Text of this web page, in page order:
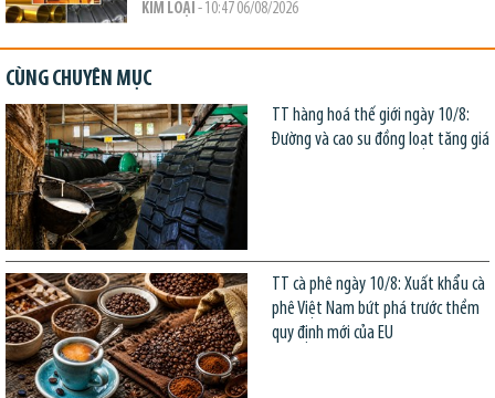
KIM LOẠI - 10:47 06/08/2026
CÙNG CHUYÊN MỤC
TT hàng hoá thế giới ngày 10/8:
Đường và cao su đồng loạt tăng giá
TT cà phê ngày 10/8: Xuất khẩu cà
phê Việt Nam bứt phá trước thềm
quy định mới của EU